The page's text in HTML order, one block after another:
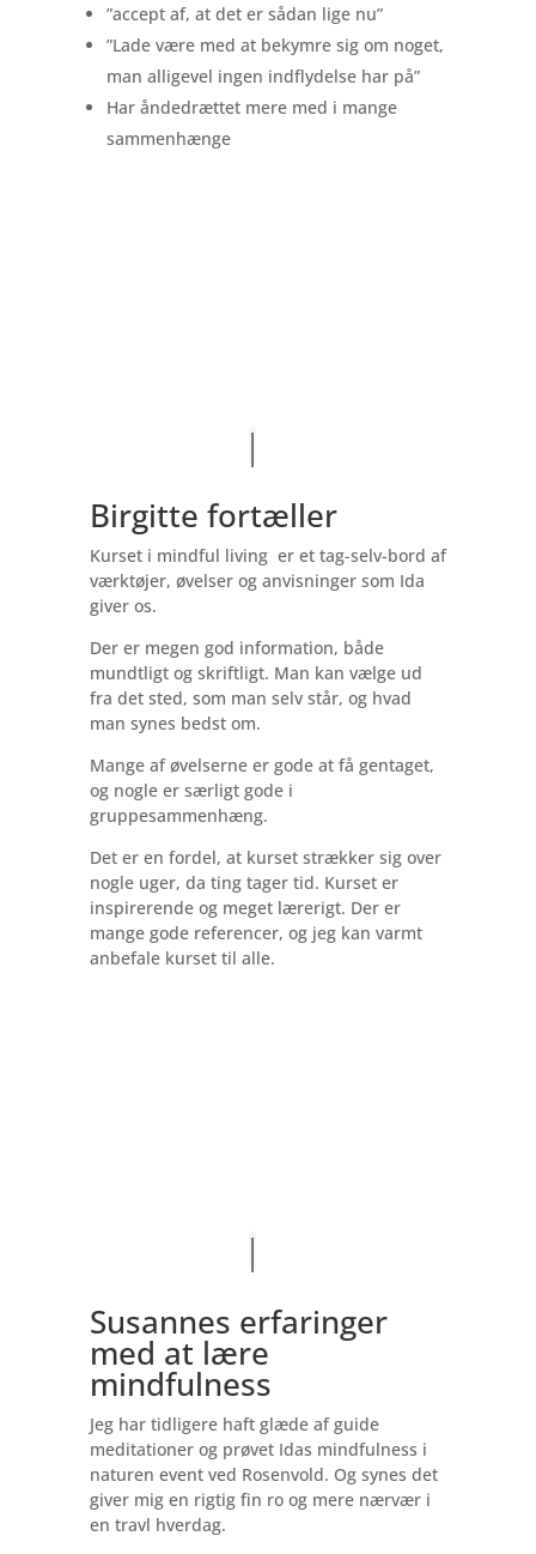
”accept af, at det er sådan lige nu”
”Lade være med at bekymre sig om noget,
man alligevel ingen indflydelse har på”
Har åndedrættet mere med i mange
sammenhænge
Birgitte fortæller
Kurset i mindful living er et tag-selv-bord af
værktøjer, øvelser og anvisninger som Ida
giver os.
Der er megen god information, både
mundtligt og skriftligt. Man kan vælge ud
fra det sted, som man selv står, og hvad
man synes bedst om.
Mange af øvelserne er gode at få gentaget,
og nogle er særligt gode i
gruppesammenhæng.
Det er en fordel, at kurset strækker sig over
nogle uger, da ting tager tid. Kurset er
inspirerende og meget lærerigt. Der er
mange gode referencer, og jeg kan varmt
anbefale kurset til alle.
Susannes erfaringer
med at lære
mindfulness
Jeg har tidligere haft glæde af guide
meditationer og prøvet Idas mindfulness i
naturen event ved Rosenvold. Og synes det
giver mig en rigtig fin ro og mere nærvær i
en travl hverdag.